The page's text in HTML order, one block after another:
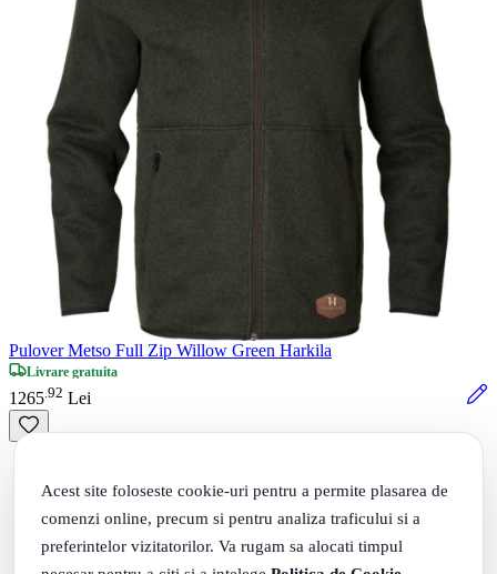
Acest site foloseste cookie-uri pentru a permite plasarea de
comenzi online, precum si pentru analiza traficului si a
preferintelor vizitatorilor. Va rugam sa alocati timpul
Pulover Metso Full Zip Willow Green Harkila
Livrare gratuita
1265 92 Lei